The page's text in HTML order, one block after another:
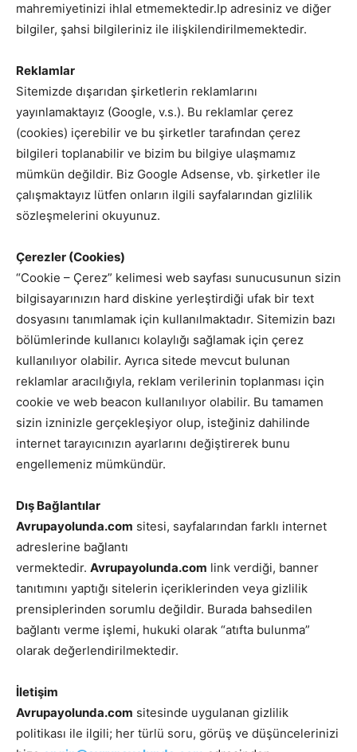
mahremiyetinizi ihlal etmemektedir.Ip adresiniz ve diğer
bilgiler, şahsi bilgileriniz ile ilişkilendirilmemektedir.
Reklamlar
Sitemizde dışarıdan şirketlerin reklamlarını
yayınlamaktayız (Google, v.s.). Bu reklamlar çerez
(cookies) içerebilir ve bu şirketler tarafından çerez
bilgileri toplanabilir ve bizim bu bilgiye ulaşmamız
mümkün değildir. Biz Google Adsense, vb. şirketler ile
çalışmaktayız lütfen onların ilgili sayfalarından gizlilik
sözleşmelerini okuyunuz.
Çerezler (Cookies)
“Cookie – Çerez” kelimesi web sayfası sunucusunun sizin
bilgisayarınızın hard diskine yerleştirdiği ufak bir text
dosyasını tanımlamak için kullanılmaktadır. Sitemizin bazı
bölümlerinde kullanıcı kolaylığı sağlamak için çerez
kullanılıyor olabilir. Ayrıca sitede mevcut bulunan
reklamlar aracılığıyla, reklam verilerinin toplanması için
cookie ve web beacon kullanılıyor olabilir. Bu tamamen
sizin izninizle gerçekleşiyor olup, isteğiniz dahilinde
internet tarayıcınızın ayarlarını değiştirerek bunu
engellemeniz mümkündür.
Dış Bağlantılar
Avrupayolunda.com sitesi, sayfalarından farklı internet
adreslerine bağlantı
vermektedir. Avrupayolunda.com link verdiği, banner
tanıtımını yaptığı sitelerin içeriklerinden veya gizlilik
prensiplerinden sorumlu değildir. Burada bahsedilen
bağlantı verme işlemi, hukuki olarak “atıfta bulunma”
olarak değerlendirilmektedir.
İletişim
Avrupayolunda.com sitesinde uygulanan gizlilik
politikası ile ilgili; her türlü soru, görüş ve düşüncelerinizi